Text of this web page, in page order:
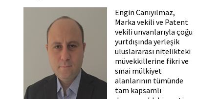
Engin Canıyılmaz,
Marka vekili ve Patent
vekili unvanlarıyla çoğu
yurtdışında yerleşik
uluslararası nitelikteki
müvekkillerine fikri ve
sınai mülkiyet
alanlarının tümünde
tam kapsamlı